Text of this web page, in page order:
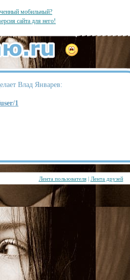
мобильный?
сайта для него!
Влад Январев:
1
Лента пользователя| Лента друзей